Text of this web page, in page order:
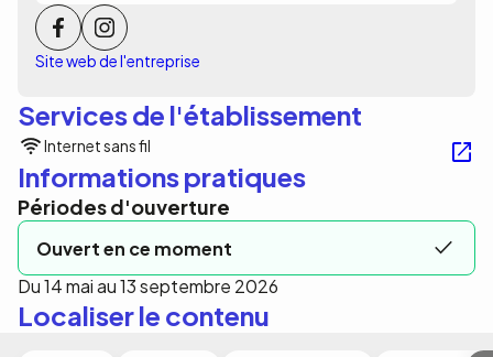
Site web de l'entreprise
Services de l'établissement
Internet sans fil
Informations pratiques
Périodes d'ouverture
Ouvert en ce moment
Du 14 mai au 13 septembre 2026
Localiser le contenu